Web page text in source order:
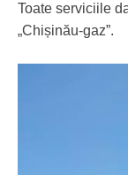
Toate serviciile
„Chișinău-gaz”.